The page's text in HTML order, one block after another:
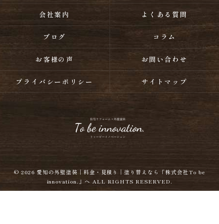
会社案内 よくある質問
ブログ コラム
お客様の声 お問い合わせ
プライバシーポリシー サイトマップ
© 2026 愛知の外壁塗装｜料金・見積り｜塗り替えなら「株式会社To be
innovation.」へ ALL RIGHTS RESERVED.